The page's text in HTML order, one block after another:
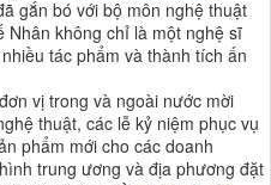
gắn bó với bộ môn nghệ thuật
Nhân không chỉ là một nghệ sĩ
tác phẩm và thành tích ấn
vị trong và ngoài nước mời
thuật, các lễ kỷ niệm phục vụ
phẩm mới cho các doanh
trung ương và địa phương đặt